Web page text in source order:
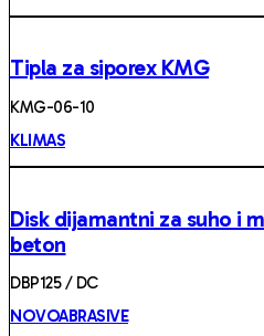
Tipla za siporex KMG
KMG-06-10
KLIMAS
Disk dijamantni za suho i
beton
DBP125 / DC
NOVOABRASIVE